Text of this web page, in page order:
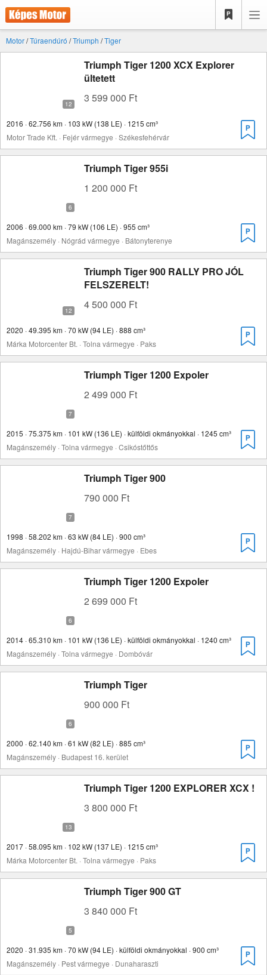
Motor/Túraendúró /Triumph /Tiger
Triumph Tiger 1200 XCX Explorer
ültetett
3 599 000 Ft
2016 · 62.756 km · 103 kW (138 LE) · 1215 cm³
Motor Trade Kft. · Fejér vármegye · Székesfehérvár
Triumph Tiger 955i
1 200 000 Ft
2006 · 69.000 km · 79 kW (106 LE) · 955 cm³
Magánszemély · Nógrád vármegye · Bátonyterenye
Triumph Tiger 900 RALLY PRO JÓL
FELSZERELT!
4 500 000 Ft
2020 · 49.395 km · 70 kW (94 LE) · 888 cm³
Márka Motorcenter Bt. · Tolna vármegye · Paks
Triumph Tiger 1200 Expoler
2 499 000 Ft
2015 · 75.375 km · 101 kW (136 LE) · külföldi okmányokkal · 1245 cm³
Magánszemély · Tolna vármegye · Csikóstőttős
Triumph Tiger 900
790 000 Ft
1998 · 58.202 km · 63 kW (84 LE) · 900 cm³
Magánszemély · Hajdú-Bihar vármegye · Ebes
Triumph Tiger 1200 Expoler
2 699 000 Ft
2014 · 65.310 km · 101 kW (136 LE) · külföldi okmányokkal · 1240 cm³
Magánszemély · Tolna vármegye · Dombóvár
Triumph Tiger
900 000 Ft
2000 · 62.140 km · 61 kW (82 LE) · 885 cm³
Magánszemély · Budapest 16. kerület
Triumph Tiger 1200 EXPLORER XCX !
3 800 000 Ft
2017 · 58.095 km · 102 kW (137 LE) · 1215 cm³
Márka Motorcenter Bt. · Tolna vármegye · Paks
Triumph Tiger 900 GT
3 840 000 Ft
2020 · 31.935 km · 70 kW (94 LE) · külföldi okmányokkal · 900 cm³
Magánszemély · Pest vármegye · Dunaharaszti